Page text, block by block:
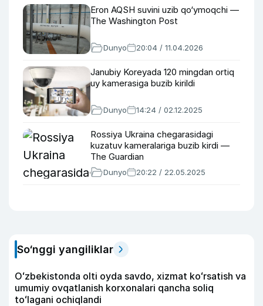
Eron AQSH suvini uzib qo‘ymoqchi —
The Washington Post
Dunyo 20:04 / 11.04.2026
Janubiy Koreyada 120 mingdan ortiq
uy kamerasiga buzib kirildi
Dunyo 14:24 / 02.12.2025
Rossiya Ukraina chegarasidagi
kuzatuv kameralariga buzib kirdi —
The Guardian
Dunyo 20:22 / 22.05.2025
So‘nggi yangiliklar
Oʻzbekistonda olti oyda savdo, xizmat koʻrsatish va
umumiy ovqatlanish korxonalari qancha soliq
toʻlagani ochiqlandi